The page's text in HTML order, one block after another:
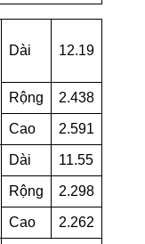
Dài 12.19
Rộng 2.438
Cao 2.591
Dài 11.55
Rộng 2.298
Cao 2.262